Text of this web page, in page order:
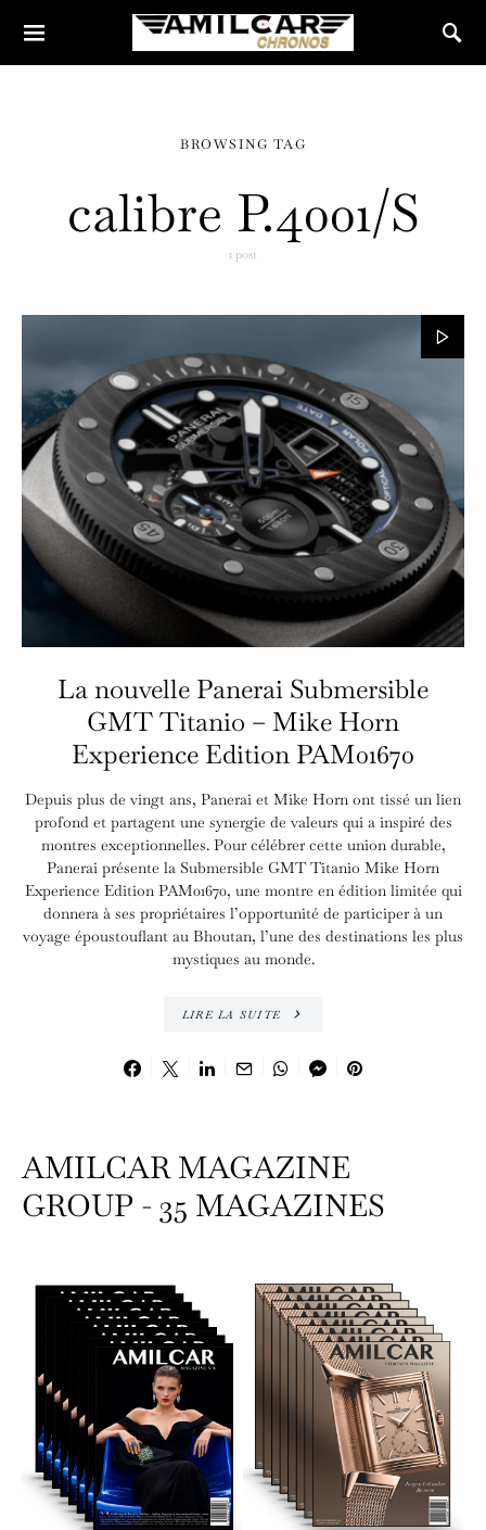
BROWSING TAG
calibre P.4001/S
1 post
La nouvelle Panerai Submersible
GMT Titanio – Mike Horn
Experience Edition PAM01670
Depuis plus de vingt ans, Panerai et Mike Horn ont tissé un lien
profond et partagent une synergie de valeurs qui a inspiré des
montres exceptionnelles. Pour célébrer cette union durable,
Panerai présente la Submersible GMT Titanio Mike Horn
Experience Edition PAM01670, une montre en édition limitée qui
donnera à ses propriétaires l’opportunité de participer à un
voyage époustouflant au Bhoutan, l’une des destinations les plus
mystiques au monde.
LIRE LA SUITE
AMILCAR MAGAZINE
GROUP - 35 MAGAZINES